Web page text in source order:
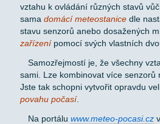
vztahu k ovládání různých stavů
sama domácí meteostanice dle
stavu senzorů anebo dosažených
zařízenípomocí svých vlastních
Samozřejmostí je, že všechny
sami. Lze kombinovat více senzorů
Jste tak schopni vytvořit opravdu
povahu počasí.
Na portálu www.meteo-pocasi.cz